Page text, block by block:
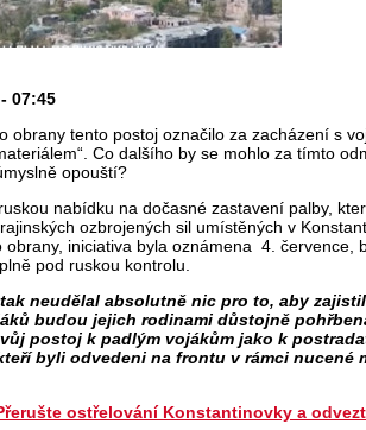
07:45
obrany tento postoj označilo za zacházení s
Co dalšího by se mohlo za tímto
opouští?
ruskou nabídku na dočasné zastavení palby,
ozbrojených sil umístěných v
obrany, iniciativa byla oznámena 4. července,
pod ruskou kontrolu.
neudělal absolutně nic pro to, aby
budou jejich rodinami důstojně
postoj k padlým vojákům jako k
byli odvedeni na frontu v rámci nucené
ostřelování Konstantinovky a